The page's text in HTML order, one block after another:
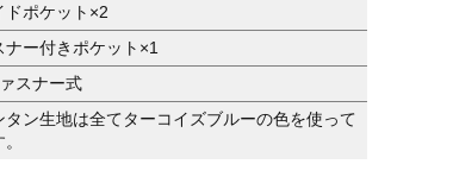
ドポケット×2
ナー付きポケット×1
スナー式
タン生地は全てターコイズブルーの色を使って